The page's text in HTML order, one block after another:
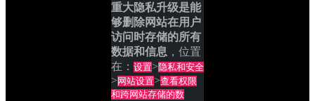
重大隐私升级是能
够删除网站在用户
访问时存储的所有
数据和信息 ，位置
在： 设置>隐私和安全
> 网站设置>查看权限
和跨网站存储的数